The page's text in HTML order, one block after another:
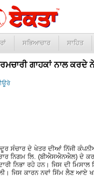
ਸਭਿਆਚਾਰ ਸਾਹਿਤ
ਗਾਹਕਾਂ ਨਾਲ ਕਰਦੇ
ਸੰਚਾਰ ਦੇ ਖੇਤਰ ਦੀਆਂ ਨਿੱਜੀ
ਨਿਗਮ ਲਿ. (ਬੀਐਸਐਨਐਲ) ਦੇ
ਨਿਭਾ ਰਹੇ ਹਨ। ਜਿਸ ਦੀ
ਜਿਸ ਕਾਰਨ ਨਵਾਂ ਸਿੱਮ ਲੈਣ ਆਏ